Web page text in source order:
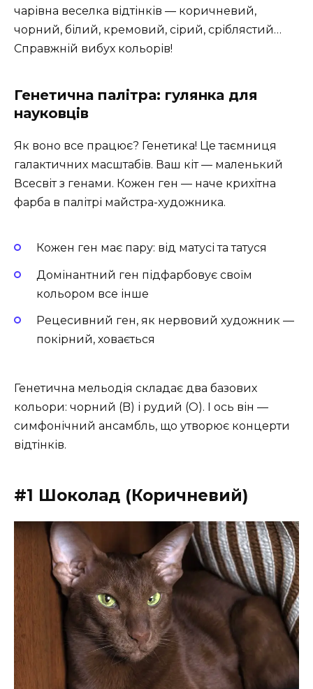
чарівна веселка відтінків — коричневий,
чорний, білий, кремовий, сірий, сріблястий…
Справжній вибух кольорів!
Генетична палітра: гулянка для
науковців
Як воно все працює? Генетика! Це таємниця
галактичних масштабів. Ваш кіт — маленький
Всесвіт з генами. Кожен ген — наче крихітна
фарба в палітрі майстра-художника.
Кожен ген має пару: від матусі та татуся
Домінантний ген підфарбовує своїм
кольором все інше
Рецесивний ген, як нервовий художник —
покірний, ховається
Генетична мельодія складає два базових
кольори: чорний (B) і рудий (O). І ось він —
симфонічний ансамбль, що утворює концерти
відтінків.
#1 Шоколад (Коричневий)